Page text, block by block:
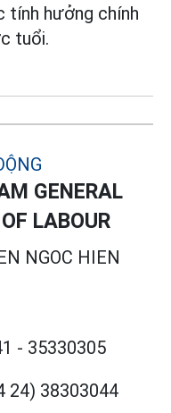
tính hưởng chính
tuổi.
GENERAL
LABOUR
NGOC HIEN
- 35330305
24) 38303044